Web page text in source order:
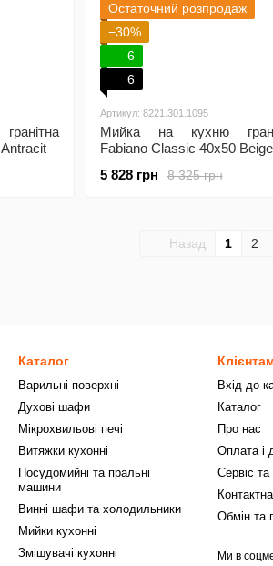
Остаточний розпродаж
−30%
6
6
Артикул: 8221.301.1095
Мийка на кухню
Fabiano Classic 40x50 Beige
8 325 грн
5 828 грн
Назад 1 2
Каталог
Варильні поверхні
Духові шафи
Мікрохвильові печі
Витяжки кухонні
Посудомийні та пральні
машини
Винні шафи та холодильники
Мийки кухонні
Змішувачі кухонні
Вхід до
Каталог
Про нас
Оплата і
Сервіс та
Обмін та
Ми в